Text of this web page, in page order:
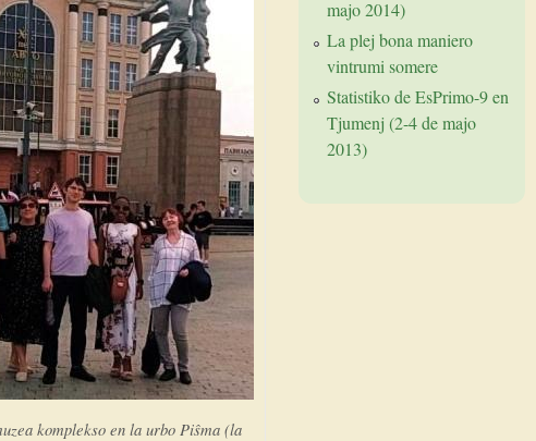
komplekso en la urbo Piŝma (la
majo 2014)
La plej bona maniero
vintrumi somere
Statistiko de EsPrimo-9 en
Tjumenj (2-4 de majo
2013)